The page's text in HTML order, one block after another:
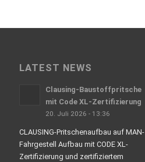
LATEST NEWS
Clausing-Baustoffpritsche
mit Code XL-Zertifizierung
20. Juli 2026 - 13:36
CLAUSING-Pritschenaufbau auf MAN-
Fahrgestell Aufbau mit CODE XL-
Zertifizierung und zertifiziertem